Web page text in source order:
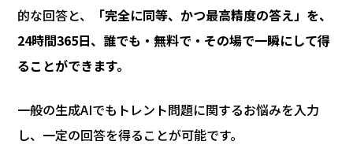
的な回答と、
「完全に同等、かつ最高精度の答え」を、
24時間365日、誰でも・無料で・その場で一瞬にして得
ることができます。
一般の生成AIでもトレント問題に関するお悩みを入力
し、一定の回答を得ることが可能です。